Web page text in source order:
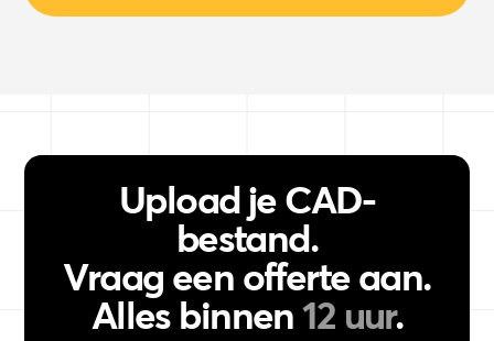
Upload je CAD-
bestand.
Vraag een offerte aan.
Alles binnen12 uur.